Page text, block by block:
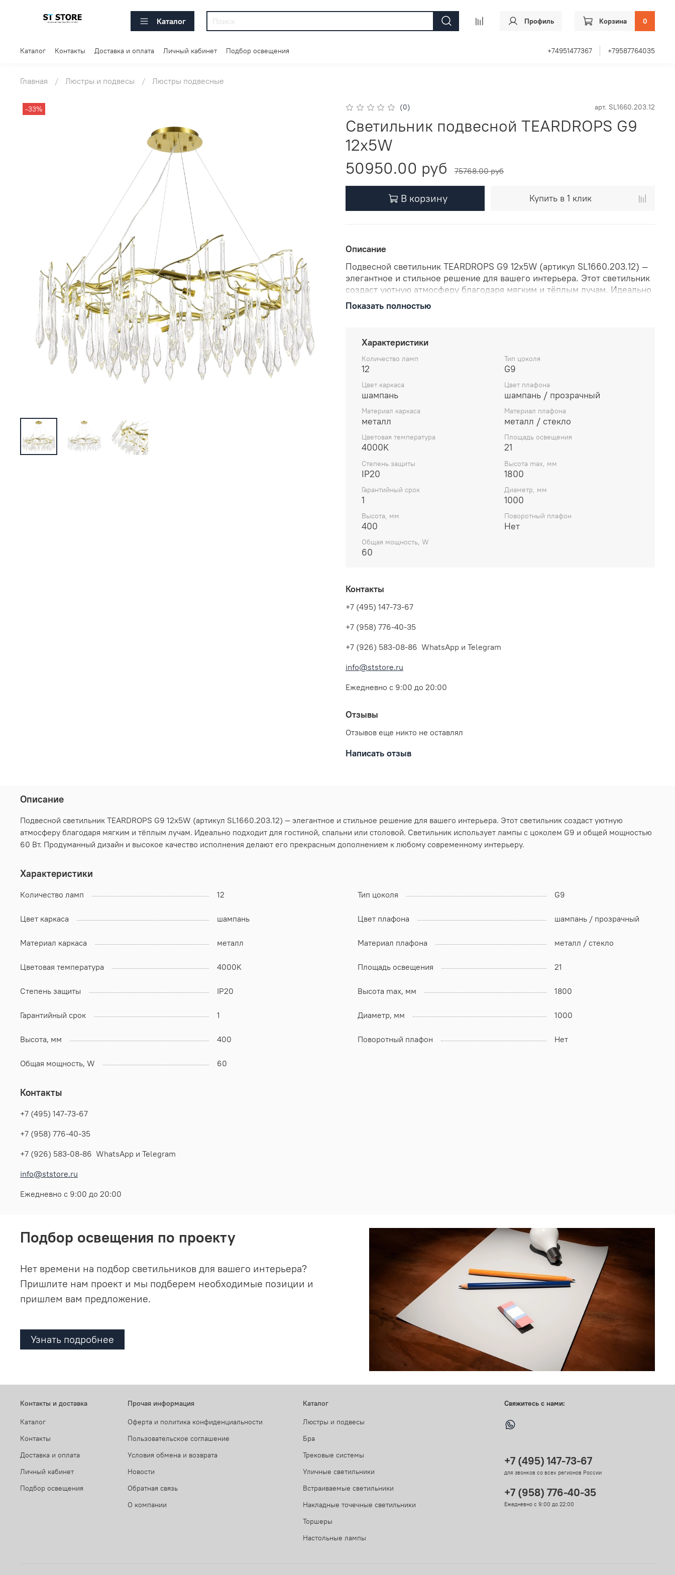
Каталог Профиль Корзина 0
Каталог Контакты Доставка и оплата Личный кабинет Подбор освещения +74951477367 +79587764035
Главная Люстры и подвесы Люстры подвесные
-33% (0) арт. SL1660.203.12
Светильник подвесной TEARDROPS G9
12х5W
50950.00 руб
75768.00 руб
В корзину Купить в 1 клик
Описание
Подвесной светильник TEARDROPS G9 12х5W (артикул SL1660.203.12) —
элегантное и стильное решение для вашего интерьера. Этот светильник
создаст уютную атмосферу благодаря мягким и тёплым лучам. Идеально
подходит для гостиной, спальни или столовой. Светильник использует
лампы с цоколем G9 и общей мощностью 60 Вт. Продуманный дизайн и
Показать полностью
Характеристики
Количество ламп
12
Тип цоколя
G9
Цвет каркаса
шампань
Цвет плафона
шампань / прозрачный
Материал каркаса
металл
Материал плафона
металл / стекло
Цветовая температура
4000K
Площадь освещения
21
Степень защиты
IP20
Высота max, мм
1800
Гарантийный срок
1
Диаметр, мм
1000
Высота, мм
400
Поворотный плафон
Нет
Общая мощность, W
60
Контакты
+7 (495) 147-73-67
+7 (958) 776-40-35
+7 (926) 583-08-86 WhatsApp и Telegram
info@ststore.ru
Ежедневно с 9:00 до 20:00
Отзывы
Отзывов еще никто не оставлял
Написать отзыв
Описание
Подвесной светильник TEARDROPS G9 12х5W (артикул SL1660.203.12) — элегантное и стильное решение для вашего интерьера. Этот светильник создаст уютную
атмосферу благодаря мягким и тёплым лучам. Идеально подходит для гостиной, спальни или столовой. Светильник использует лампы с цоколем G9 и общей мощностью
60 Вт. Продуманный дизайн и высокое качество исполнения делают его прекрасным дополнением к любому современному интерьеру.
Характеристики
Количество ламп 12 Тип цоколя G9
Цвет каркаса шампань Цвет плафона шампань / прозрачный
Материал каркаса металл Материал плафона металл / стекло
Цветовая температура 4000K Площадь освещения 21
Степень защиты IP20 Высота max, мм 1800
Гарантийный срок 1 Диаметр, мм 1000
Высота, мм 400 Поворотный плафон Нет
Общая мощность, W 60
Контакты
+7 (495) 147-73-67
+7 (958) 776-40-35
+7 (926) 583-08-86 WhatsApp и Telegram
info@ststore.ru
Ежедневно с 9:00 до 20:00
Подбор освещения по проекту
Нет времени на подбор светильников для вашего интерьера?
Пришлите нам проект и мы подберем необходимые позиции и
пришлем вам предложение.
Узнать подробнее
Контакты и доставка
Каталог
Контакты
Доставка и оплата
Личный кабинет
Подбор освещения
Прочая информация
Оферта и политика конфиденциальности
Пользовательское соглашение
Условия обмена и возврата
Новости
Обратная связь
О компании
Каталог
Люстры и подвесы
Бра
Трековые системы
Уличные светильники
Встраиваемые светильники
Накладные точечные светильники
Торшеры
Настольные лампы
Свяжитесь с нами:
+7 (495) 147-73-67
для звонков со всех регионов России
+7 (958) 776-40-35
Ежедневно с 9:00 до 22:00